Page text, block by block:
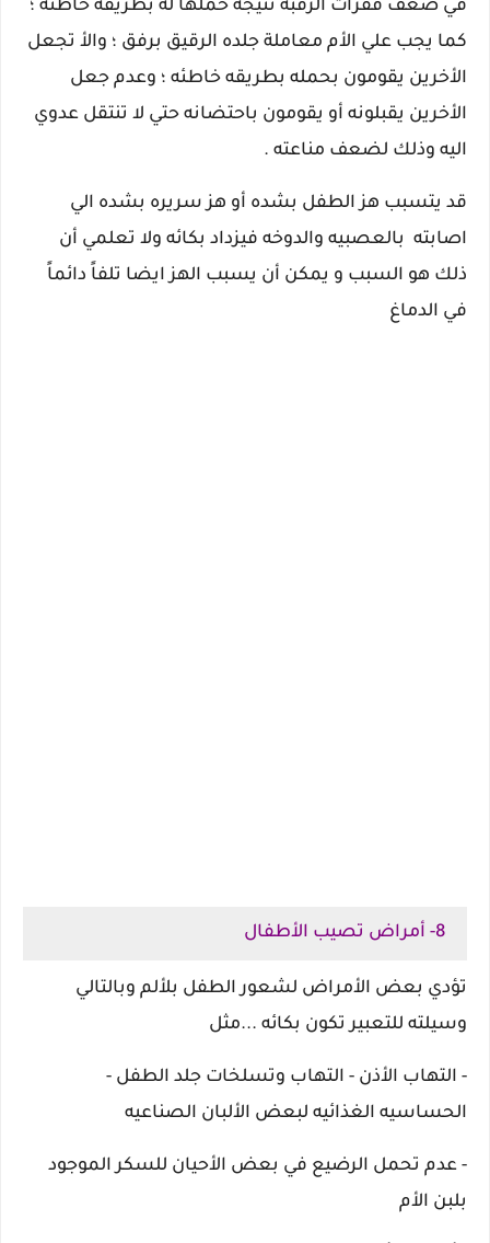
في ضعف فقرات الرقبه نتيجة حملها له بطريقه خاطئه ؛
كما يجب علي الأم معاملة جلده الرقيق برفق ؛ والأ تجعل
الأخرين يقومون بحمله بطريقه خاطئه ؛ وعدم جعل
الأخرين يقبلونه أو يقومون باحتضانه حتي لا تنتقل عدوي
اليه وذلك لضعف مناعته .
قد يتسبب هزالطفل بشده أو هز سريره بشده الي
اصابته بالعصبيه والدوخه فيزداد بكائه ولا تعلمي أن
ذلك هو السبب و يمكن أن يسبب الهز ايضا تلفاً دائماً
في الدماغ
8- أمراض تصيب الأطفال
تؤدي بعض الأمراض لشعور الطفل بلألم وبالتالي
وسيلته للتعبير تكون بكائه ...مثل
- التهاب الأذن - التهاب وتسلخات جلد الطفل -
الحساسيه الغذائيه لبعض الألبان الصناعيه
- عدم تحمل الرضيع في بعض الأحيان للسكر الموجود
بلبن الأم